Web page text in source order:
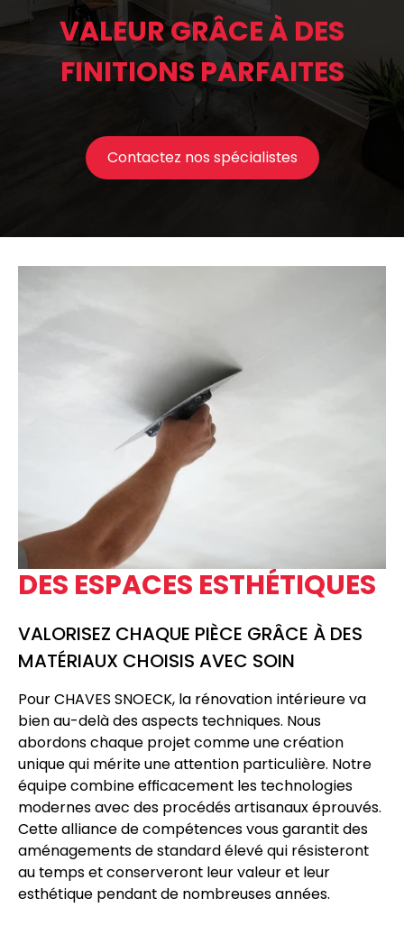
VALEUR GRÂCE À DES
FINITIONS PARFAITES
Contactez nos spécialistes
DES ESPACES ESTHÉTIQUES
VALORISEZ CHAQUE PIÈCE GRÂCE À DES
MATÉRIAUX CHOISIS AVEC SOIN
Pour CHAVES SNOECK, la rénovation intérieureva
bien au-delà des aspects techniques. Nous
abordons chaque projet comme une création
unique qui mérite une attention particulière. Notre
équipe combine efficacement les technologies
modernes avec des procédés artisanaux éprouvés.
Cette alliance de compétences vous garantit des
aménagements de standard élevé qui résisteront
au temps et conserveront leur valeur et leur
esthétique pendant de nombreuses années.